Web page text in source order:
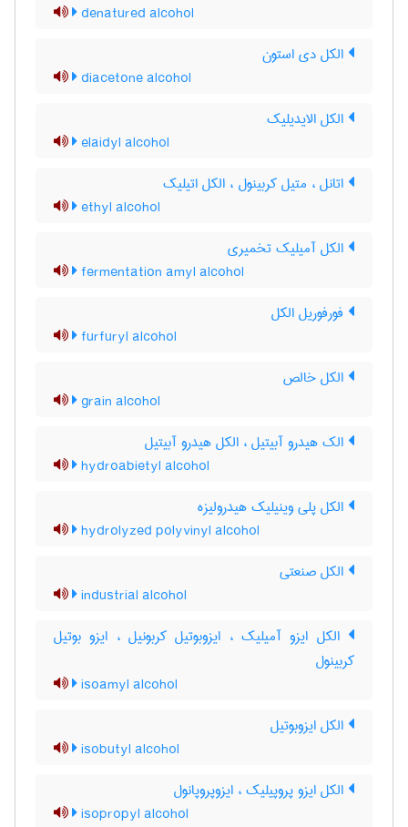
denatured alcohol
الکل دی استون
diacetone alcohol
الکل الایدیلیک
elaidyl alcohol
اتانل ، متیل کربینول ، الکل اتیلیک
ethyl alcohol
الکل آمیلیک تخمیری
fermentation amyl alcohol
فورفوریل الکل
furfuryl alcohol
الکل خالص
grain alcohol
الک هیدرو آبیتیل ، الکل هیدرو آبیتیل
hydroabietyl alcohol
الکل پلی وینیلیک هیدرولیزه
hydrolyzed polyvinyl alcohol
الکل صنعتی
industrial alcohol
الکل ایزو آمیلیک ، ایزوبوتیل کربونیل ، ایزو بوتیل
کربینول
isoamyl alcohol
الکل ایزوبوتیل
isobutyl alcohol
الکل ایزو پروپیلیک ، ایزوپروپانول
isopropyl alcohol